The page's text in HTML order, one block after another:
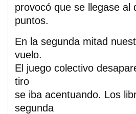
provocó que se llegase al
puntos.
En la segunda mitad
vuelo.
El juego colectivo
tiro
se iba acentuando. Los
segunda